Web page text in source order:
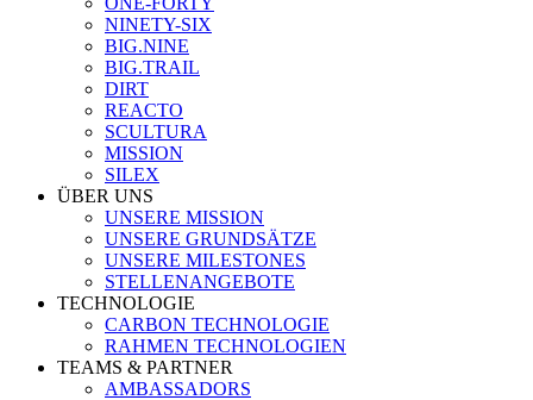
NINETY-SIX
BIG.NINE
BIG.TRAIL
DIRT
REACTO
SCULTURA
MISSION
SILEX
ÜBER UNS
UNSERE MISSION
UNSERE GRUNDSÄTZE
UNSERE MILESTONES
STELLENANGEBOTE
TECHNOLOGIE
CARBON TECHNOLOGIE
RAHMEN TECHNOLOGIEN
TEAMS & PARTNER
AMBASSADORS